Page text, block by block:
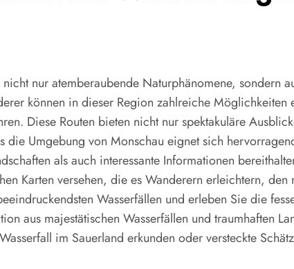
nur atemberaubende Naturphänomene, sondern
können in dieser Region zahlreiche Möglichkeiten
Diese Routen bieten nicht nur spektakuläre
die Umgebung von Monschau eignet sich
als auch interessante Informationen
Karten versehen, die es Wanderern erleichtern, den
Wasserfällen und erleben Sie die
aus majestätischen Wasserfällen und traumhaften
im Sauerland erkunden oder versteckte